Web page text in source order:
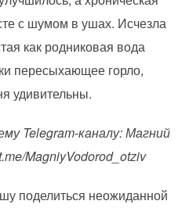
с шумом в ушах. Исчезла
как родниковая вода
пересыхающее горло,
удивительны.
Telegram-каналу: Магний
MagniyVodorod_otziv
поделиться неожиданной